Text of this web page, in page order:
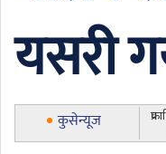
यसरी
कुसेन्यूज